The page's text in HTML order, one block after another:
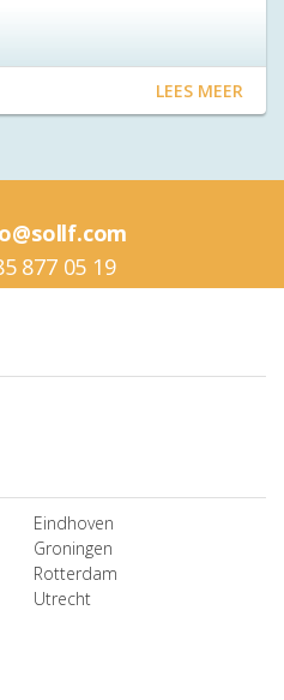
LEES MEER
877 05 19
Eindhoven
Groningen
Rotterdam
Utrecht